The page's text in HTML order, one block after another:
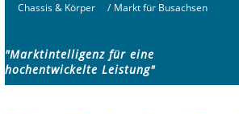
Chassis & Körper / Markt für Busachsen
"Marktintelligenz für eine
hochentwickelte Leistung"